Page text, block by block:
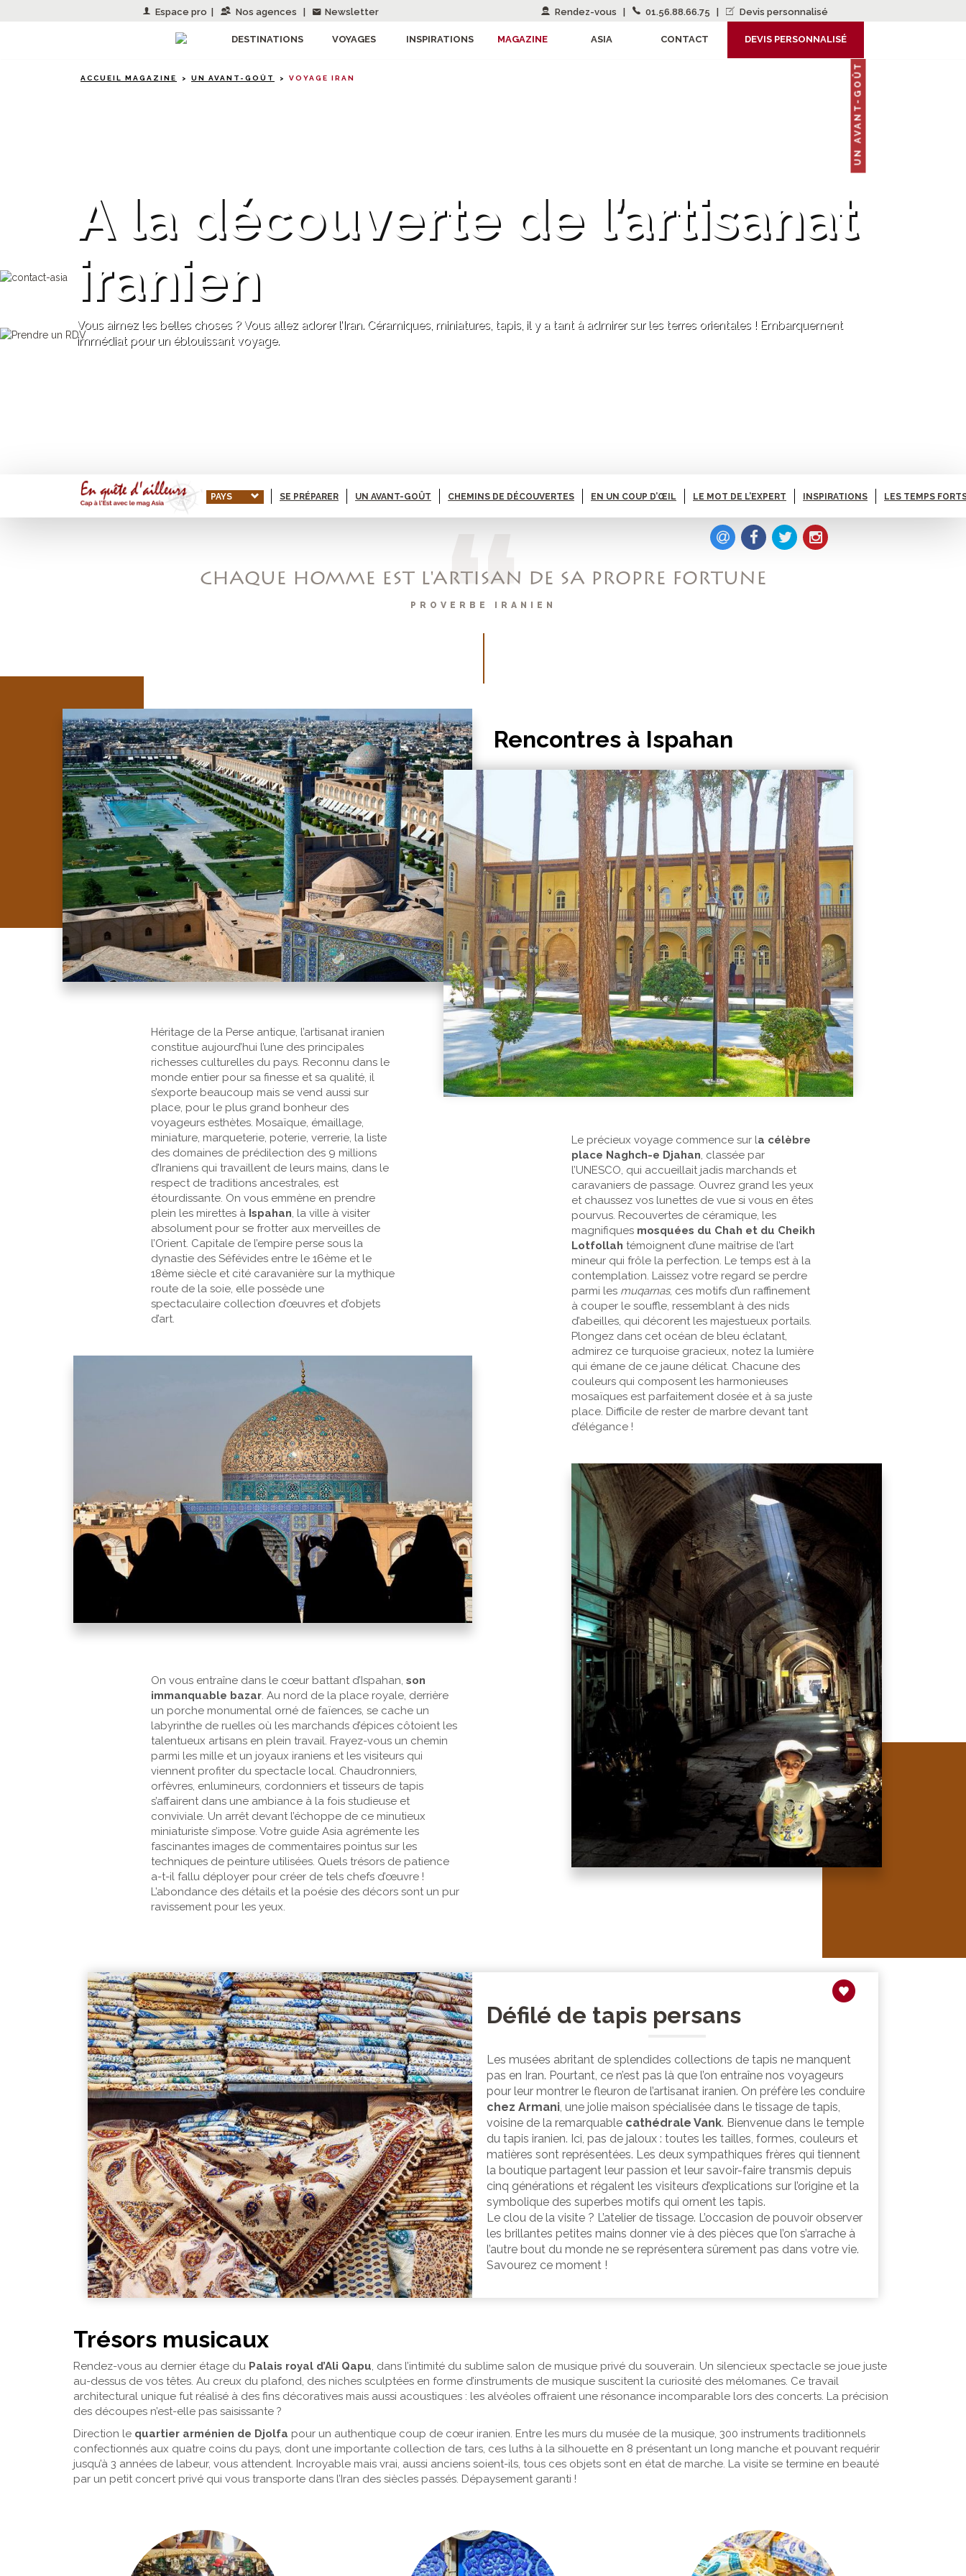
Espace pro Nos agences Newsletter Rendez-vous 01.56.88.66.75 Devis personnalisé
DESTINATIONS VOYAGES INSPIRATIONS MAGAZINE ASIA CONTACT DEVIS PERSONNALISÉ
ACCUEIL MAGAZINE UN AVANT-GOÛT VOYAGE IRAN UN AVANT-GOÛT
A la découverte de l’artisanat
iranien
Vous aimez les belles choses ? Vous allez adorer l’Iran. Céramiques, miniatures, tapis, il y a tant à admirer sur les terres orientales ! Embarquement
immédiat pour un éblouissant voyage.
PAYS SE PRÉPARER UN AVANT-GOÛT CHEMINS DE DÉCOUVERTES EN UN COUP D’ŒIL LE MOT DE L’EXPERT INSPIRATIONS LES TEMPS
CHAQUE HOMME EST L'ARTISAN DE SA PROPRE FORTUNE
PROVERBE IRANIEN
Rencontres à Ispahan
Héritage de la Perse antique, l’artisanat iranien
constitue aujourd’hui l’une des principales
richesses culturelles du pays. Reconnu dans le
monde entier pour sa finesse et sa qualité, il
s’exporte beaucoup mais se vend aussi sur
place, pour le plus grand bonheur des
voyageurs esthètes. Mosaïque, émaillage,
miniature, marqueterie, poterie, verrerie, la liste
des domaines de prédilection des 9 millions
d’Iraniens qui travaillent de leurs mains, dans le
respect de traditions ancestrales, est
étourdissante. On vous emmène en prendre
plein les mirettes à Ispahan, la ville à visiter
absolument pour se frotter aux merveilles de
l’Orient. Capitale de l’empire perse sous la
dynastie des Séfévides entre le 16ème et le
18ème siècle et cité caravanière sur la mythique
route de la soie, elle possède une
spectaculaire collection d’œuvres et d’objets
d’art.
Le précieux voyage commence sur la célèbre
place Naghch-e Djahan, classée par
l’UNESCO, qui accueillait jadis marchands et
caravaniers de passage. Ouvrez grand les yeux
et chaussez vos lunettes de vue si vous en êtes
pourvus. Recouvertes de céramique, les
magnifiques mosquées du Chah et du Cheikh
Lotfollah témoignent d’une maîtrise de l’art
mineur qui frôle la perfection. Le temps est à la
contemplation. Laissez votre regard se perdre
parmi les muqarnas, ces motifs d’un raffinement
à couper le souffle, ressemblant à des nids
d’abeilles, qui décorent les majestueux portails.
Plongez dans cet océan de bleu éclatant,
admirez ce turquoise gracieux, notez la lumière
qui émane de ce jaune délicat. Chacune des
couleurs qui composent les harmonieuses
mosaïques est parfaitement dosée et à sa juste
place. Difficile de rester de marbre devant tant
d’élégance !
On vous entraîne dans le cœur battant d’Ispahan, son
immanquable bazar. Au nord de la place royale, derrière
un porche monumental orné de faïences, se cache un
labyrinthe de ruelles où les marchands d’épices côtoient les
talentueux artisans en plein travail. Frayez-vous un chemin
parmi les mille et un joyaux iraniens et les visiteurs qui
viennent profiter du spectacle local. Chaudronniers,
orfèvres, enlumineurs, cordonniers et tisseurs de tapis
s’affairent dans une ambiance à la fois studieuse et
conviviale. Un arrêt devant l’échoppe de ce minutieux
miniaturiste s’impose. Votre guide Asia agrémente les
fascinantes images de commentaires pointus sur les
techniques de peinture utilisées. Quels trésors de patience
a-t-il fallu déployer pour créer de tels chefs d’œuvre !
L’abondance des détails et la poésie des décors sont un pur
ravissement pour les yeux.
Défilé de tapis persans
Les musées abritant de splendides collections de tapis ne manquent
pas en Iran. Pourtant, ce n’est pas là que l’on entraîne nos voyageurs
pour leur montrer le fleuron de l’artisanat iranien. On préfère les conduire
chez Armani, une jolie maison spécialisée dans le tissage de tapis,
voisine de la remarquable cathédrale Vank. Bienvenue dans le temple
du tapis iranien. Ici, pas de jaloux : toutes les tailles, formes, couleurs et
matières sont représentées. Les deux sympathiques frères qui tiennent
la boutique partagent leur passion et leur savoir-faire transmis depuis
cinq générations et régalent les visiteurs d’explications sur l’origine et la
symbolique des superbes motifs qui ornent les tapis.
Le clou de la visite ? L’atelier de tissage. L’occasion de pouvoir observer
les brillantes petites mains donner vie à des pièces que l’on s’arrache à
l’autre bout du monde ne se représentera sûrement pas dans votre vie.
Savourez ce moment !
Trésors musicaux
Rendez-vous au dernier étage du Palais royal d’Ali Qapu, dans l’intimité du sublime salon de musique privé du souverain. Un silencieux spectacle se joue juste
au-dessus de vos têtes. Au creux du plafond, des niches sculptées en forme d’instruments de musique suscitent la curiosité des mélomanes. Ce travail
architectural unique fut réalisé à des fins décoratives mais aussi acoustiques : les alvéoles offraient une résonance incomparable lors des concerts. La précision
des découpes n’est-elle pas saisissante ?
Direction le quartier arménien de Djolfa pour un authentique coup de cœur iranien. Entre les murs du musée de la musique, 300 instruments traditionnels
confectionnés aux quatre coins du pays, dont une importante collection de tars, ces luths à la silhouette en 8 présentant un long manche et pouvant requérir
jusqu’à 3 années de labeur, vous attendent. Incroyable mais vrai, aussi anciens soient-ils, tous ces objets sont en état de marche. La visite se termine en beauté
par un petit concert privé qui vous transporte dans l’Iran des siècles passés. Dépaysement garanti !